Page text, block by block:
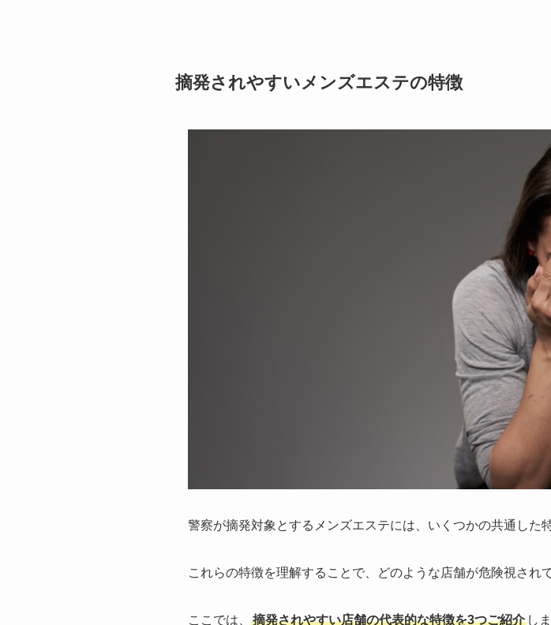
摘発されやすいメンズエステの特徴
警察が摘発対象とするメンズエステには、いくつかの共通した
これらの特徴を理解することで、どのような店舗が危険視され
ここでは、 摘発されやすい店舗の代表的な特徴を3つご紹介 し